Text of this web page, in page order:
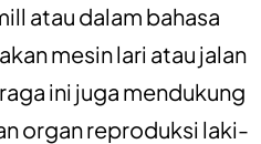
atau dalam bahasa
mesin lari atau jalan
ini juga mendukung
organ reproduksi laki-